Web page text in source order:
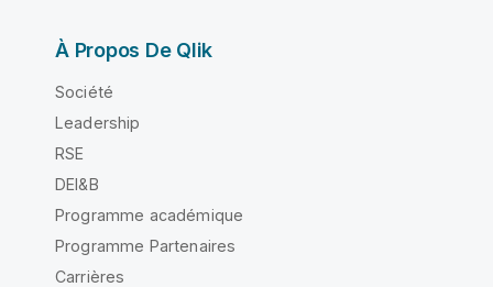
À Propos De Qlik
Société
Leadership
RSE
DEI&B
Programme académique
Programme Partenaires
Carrières